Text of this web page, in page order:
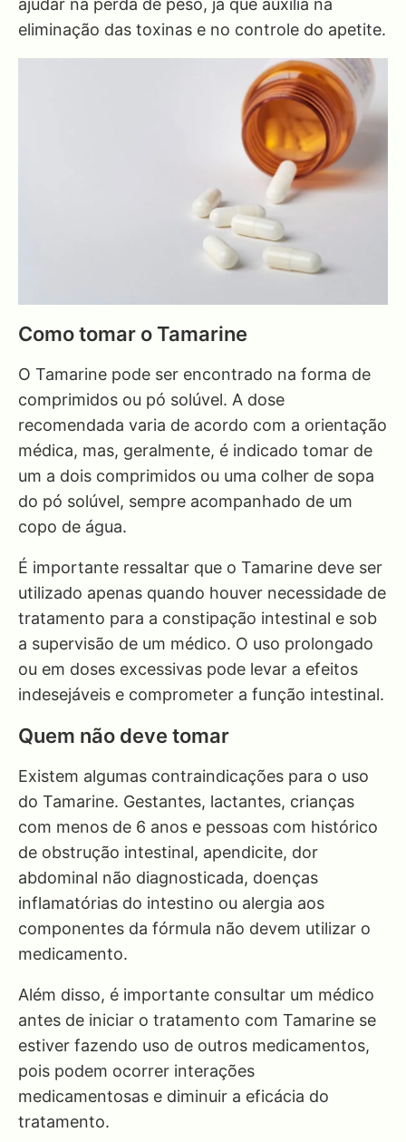
ajudar na perda de peso, já que auxilia na
eliminação das toxinas e no controle do apetite.
Como tomar o Tamarine
O Tamarine pode ser encontrado na forma de
comprimidos ou pó solúvel. A dose
recomendada varia de acordo com a orientação
médica, mas, geralmente, é indicado tomar de
um a dois comprimidos ou uma colher de sopa
do pó solúvel, sempre acompanhado de um
copo de água.
É importante ressaltar que o Tamarine deve ser
utilizado apenas quando houver necessidade de
tratamento para a constipação intestinal e sob
a supervisão de um médico. O uso prolongado
ou em doses excessivas pode levar a efeitos
indesejáveis e comprometer a função intestinal.
Quem não deve tomar
Existem algumas contraindicações para o uso
do Tamarine. Gestantes, lactantes, crianças
com menos de 6 anos e pessoas com histórico
de obstrução intestinal, apendicite, dor
abdominal não diagnosticada, doenças
inflamatórias do intestino ou alergia aos
componentes da fórmula não devem utilizar o
medicamento.
Além disso, é importante consultar um médico
antes de iniciar o tratamento com Tamarine se
estiver fazendo uso de outros medicamentos,
pois podem ocorrer interações
medicamentosas e diminuir a eficácia do
tratamento.